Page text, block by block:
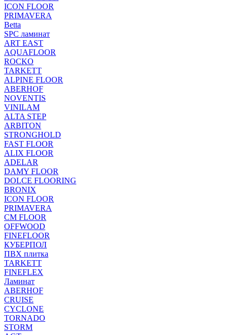
ICON FLOOR
PRIMAVERA
Betta
SPC ламинат
ART EAST
AQUAFLOOR
ROCKO
TARKETT
ALPINE FLOOR
ABERHOF
NOVENTIS
VINILAM
ALTA STEP
ARBITON
STRONGHOLD
FAST FLOOR
ALIX FLOOR
ADELAR
DAMY FLOOR
DOLCE FLOORING
BRONIX
ICON FLOOR
PRIMAVERA
CM FLOOR
OFFWOOD
FINEFLOOR
КУБЕРПОЛ
ПВХ плитка
TARKETT
FINEFLEX
Ламинат
ABERHOF
CRUISE
CYCLONE
TORNADO
STORM